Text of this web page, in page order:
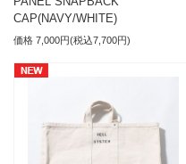
CAP(NAVY/WHITE)
価格 7,000円(税込7,700円)